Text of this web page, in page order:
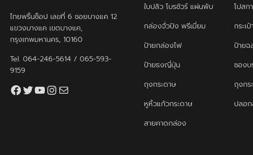
ไทยพริ้นช็อป เลขที่ 6 ซอยบางแค 12
แขวงบางแค เขตบางแค,
กรุงเทพมหานคร, 10160
Tel. 064-246-5614 / 065-593-
9159
Facebook
Twitter
YouTube
Instagram
thaiprintshop.aw@gmail.com
ใบปลิว โบรชัวร์ แผ่นพับ
โปสก
กล่องจั่วปัง พรีเมี่ยม
กระเ
ป้ายกล่องไฟ
ป้ายฉ
ป้ายธงญี่ปุ่น
ซอง
ถุงกระดาษ
ถุงกร
หูหิ้วแก้วกระดาษ
ปลอ
สายคาดกล่อง